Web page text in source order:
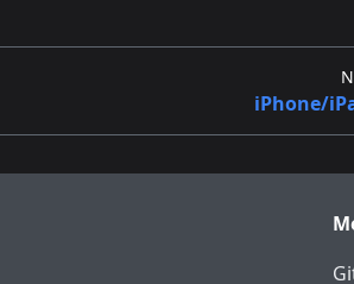
iPhone/